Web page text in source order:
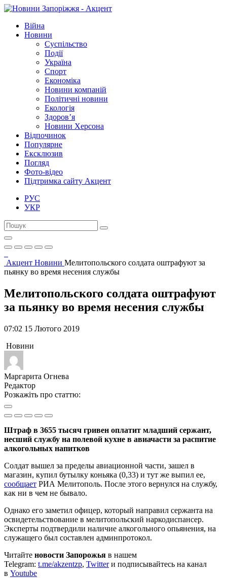
Війна
Новини
Суспільство
Події
Україна
Спорт
Економіка
Новини компаній
Політичні новини
Екологія
Здоров’я
Новини Херсона
Відпочинок
Популярне
Ексклюзив
Погляд
Фото-відео
Підтримка сайту Акцент
РУС
УКР
Акцент Новини Мелитопольского солдата оштрафуют за
пьянку во время несения службы
Мелитопольского солдата оштрафуют
за пьянку во время несения службы
07:02 15 Лютого 2019
Новини
Маргарита Огнева
Редактор
Розкажіть про статтю:
Штраф в 3655 тысяч гривен оплатит младший сержант,
несший службу на полевой кухне в авиачасти за распитие
алкогольных напитков
Солдат вышел за пределы авиационной части, зашел в
магазин, купил бутылку коньяка (0,33) и тут же выпил ее,
сообщает РИА Мелитополь. После этого вернулся на службу,
как ни в чем не бывало.
Однако его заметил офицер, который направил сержанта на
освидетельствование в мелитопольский наркодиспансер.
Эксперты подтвердили наличие алкогольного опьянения, на
служащего был составлен админпротокол.
Читайте новости Запорожья в нашем
Telegram: t.me/akzentzp, Twitterи подписывайтесь на канал
в Youtube